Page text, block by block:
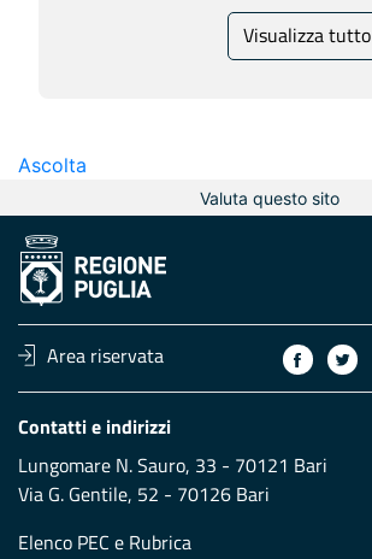
Visualizza tutto
Ascolta
Valuta questo sito
Area riservata
Contatti e indirizzi
Lungomare N. Sauro, 33 - 70121 Bari
Via G. Gentile, 52 - 70126 Bari
Elenco PEC e Rubrica